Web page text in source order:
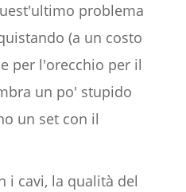
problema
(a un costo
per l'orecchio per il
un po' stupido
un set con il
i cavi, la qualità del